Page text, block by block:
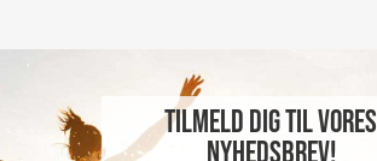
Tilmeld dig til vores